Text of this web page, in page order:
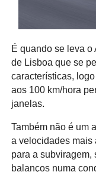
É quando se leva o
de Lisboa que se
características,
aos 100 km/hora
janelas.
Também não é um
a velocidades mais
para a subviragem,
balanços numa